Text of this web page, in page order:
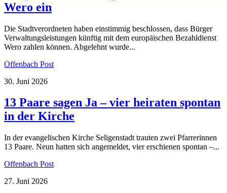
Wero ein
Die Stadtverordneten haben einstimmig beschlossen, dass Bürger
Verwaltungsleistungen künftig mit dem europäischen Bezahldienst
Wero zahlen können. Abgelehnt wurde...
Offenbach Post
30. Juni 2026
13 Paare sagen Ja – vier heiraten spontan
in der Kirche
In der evangelischen Kirche Seligenstadt trauten zwei Pfarrerinnen
13 Paare. Neun hatten sich angemeldet, vier erschienen spontan –...
Offenbach Post
27. Juni 2026